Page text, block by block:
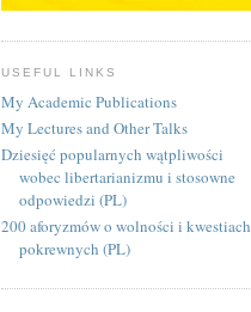
USEFUL LINKS
My Academic Publications
My Lectures and Other Talks
Dziesięć popularnych wątpliwości
wobec libertarianizmu i stosowne
odpowiedzi (PL)
200 aforyzmów o wolności i kwestiach
pokrewnych (PL)